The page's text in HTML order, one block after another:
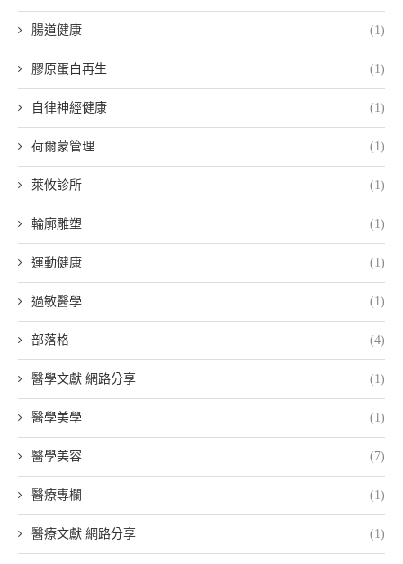
腸道健康 (1)
膠原蛋白再生 (1)
自律神經健康 (1)
荷爾蒙管理 (1)
萊攸診所 (1)
輪廓雕塑 (1)
運動健康 (1)
過敏醫學 (1)
部落格 (4)
醫學文獻 網路分享 (1)
醫學美學 (1)
醫學美容 (7)
醫療專欄 (1)
醫療文獻 網路分享 (1)